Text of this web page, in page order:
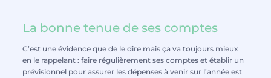
La bonne tenue de ses comptes
C’est une évidence que de le dire mais ça va toujours mieux
en le rappelant : faire régulièrement ses comptes et établir un
prévisionnel pour assurer les dépenses à venir sur l’année est